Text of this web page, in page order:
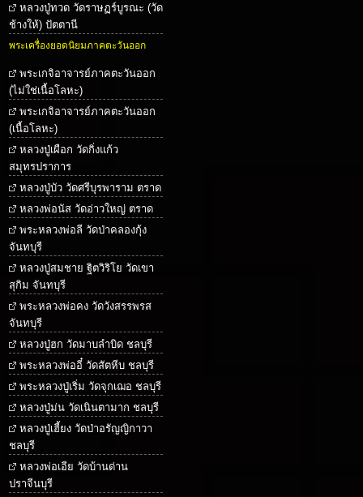
หลวงปู่ทวด วัดราษฏร์บูรณะ (วัด
ช้างให้) ปัตตานี
พระเครื่องยอดนิยมภาคตะวันออก
พระเกจิอาจารย์ภาคตะวันออก
(ไม่ใช่เนื้อโลหะ)
พระเกจิอาจารย์ภาคตะวันออก
(เนื้อโลหะ)
หลวงปู่เผือก วัดกิ่งแก้ว
สมุทรปราการ
หลวงปู่บัว วัดศรีบุรพาราม ตราด
หลวงพ่อนัส วัดอ่าวใหญ่ ตราด
พระหลวงพ่อลี วัดป่าคลองกุ้ง
จันทบุรี
หลวงปู่สมชาย ฐิตวิริโย วัดเขา
สุกิม จันทบุรี
พระหลวงพ่อคง วัดวังสรรพรส
จันทบุรี
หลวงปู่ฮก วัดมาบลำบิด ชลบุรี
พระหลวงพ่ออี๋ วัดสัตหีบ ชลบุรี
พระหลวงปู่เริ่ม วัดจุกเฌอ ชลบุรี
หลวงปู่ม่น วัดเนินตามาก ชลบุรี
หลวงปู่เฮี้ยง วัดป่าอรัญญิกาวา
ชลบุรี
หลวงพ่อเอีย วัดบ้านด่าน
ปราจีนบุรี